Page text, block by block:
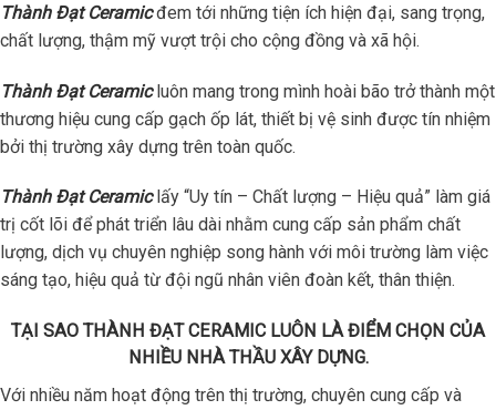
Thành Đạt Ceramicđem tới những tiện ích hiện đại, sang trọng,
chất lượng, thậm mỹ vượt trội cho cộng đồng và xã hội.
Thành Đạt Ceramicluôn mang trong mình hoài bão trở thành một
thương hiệu cung cấp gạch ốp lát, thiết bị vệ sinh được tín nhiệm
bởi thị trường xây dựng trên toàn quốc.
Thành Đạt Ceramiclấy “Uy tín – Chất lượng – Hiệu quả” làm giá
trị cốt lõi để phát triển lâu dài nhằm cung cấp sản phẩm chất
lượng, dịch vụ chuyên nghiệp song hành với môi trường làm việc
sáng tạo, hiệu quả từ đội ngũ nhân viên đoàn kết, thân thiện.
TẠI SAO THÀNH ĐẠT CERAMIC LUÔN LÀ ĐIỂM CHỌN CỦA
NHIỀU NHÀ THẦU XÂY DỰNG.
Với nhiều năm hoạt động trên thị trường, chuyên cung cấp và